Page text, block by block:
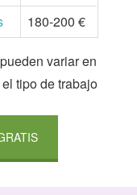
180-200 €
variar en
tipo de trabajo